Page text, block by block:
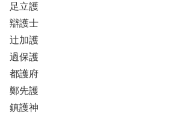
足立護
辯護士
辻加護
過保護
都護府
鄭先護
鎮護神